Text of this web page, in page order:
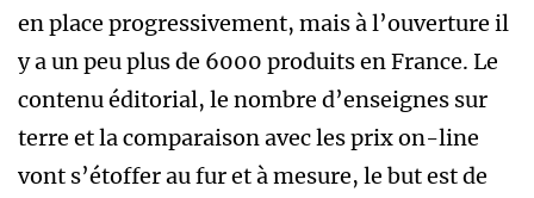
en place progressivement, mais à l’ouverture il
y a un peu plus de 6000 produits en France. Le
contenu éditorial, le nombre d’enseignes sur
terre et la comparaison avec les prix on-line
vont s’étoffer au fur et à mesure, le but est de